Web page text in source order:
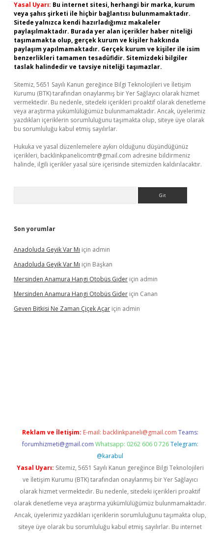
Yasal Uyarı: Bu internet sitesi, herhangi bir marka, kurum
veya şahıs şirketi ile hiçbir bağlantısı bulunmamaktadır.
Sitede yalnızca kendi hazırladığımız makaleler
paylaşılmaktadır. Burada yer alan içerikler haber niteliği
taşımamakta olup, gerçek kurum ve kişiler hakkında
paylaşım yapılmamaktadır. Gerçek kurum ve kişiler ile isim
benzerlikleri tamamen tesadüfidir. Sitemizdeki bilgiler
taslak halindedir ve tavsiye niteliği taşımazlar.
Sitemiz, 5651 Sayılı Kanun gereğince Bilgi Teknolojileri ve İletişim
Kurumu (BTK) tarafından onaylanmış bir Yer Sağlayıcı olarak hizmet
vermektedir. Bu nedenle, sitedeki içerikleri proaktif olarak denetleme
veya araştırma yükümlülüğümüz bulunmamaktadır. Ancak, üyelerimiz
yazdıkları içeriklerin sorumluluğunu taşımakta olup, siteye üye olarak
bu sorumluluğu kabul etmiş sayılırlar.
Hukuka ve yasal düzenlemelere aykırı olduğunu düşündüğünüz
içerikleri, backlinkpanelicomtr@gmail.com adresine bildirmeniz
halinde, ilgili içerikler yasal süre içerisinde sitemizden kaldırılacaktır.
Son yorumlar
Anadoluda Geyik Var Mı için admin
Anadoluda Geyik Var Mı için Başkan
Mersinden Anamura Hangi Otobüs Gider için admin
Mersinden Anamura Hangi Otobüs Gider için Canan
Geven Bitkisi Ne Zaman Çiçek Açar için admin
Reklam ve İletişim: E-mail: backlinkpaneli@gmail.com Teams:
forumhizmeti@gmail.com Whatsapp: 0262 606 0 726 Telegram:
@karabul
Yasal Uyarı: Sitemiz, 5651 Sayılı Kanun gereğince Bilgi Teknolojileri
ve İletişim Kurumu (BTK) tarafından onaylanmış bir Yer Sağlayıcı
olarak hizmet vermektedir. Bu nedenle, sitedeki içerikleri proaktif
olarak denetleme veya araştırma yükümlülüğümüz bulunmamaktadır.
Ancak, üyelerimiz yazdıkları içeriklerin sorumluluğunu taşımakta olup,
siteye üye olarak bu sorumluluğu kabul etmiş sayılırlar. Bu internet